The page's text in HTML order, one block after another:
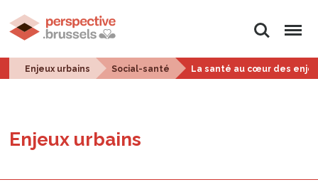
Rechercher
Menu
Enjeux urbains Social-santé La santé au cœur des
Enjeux urbains